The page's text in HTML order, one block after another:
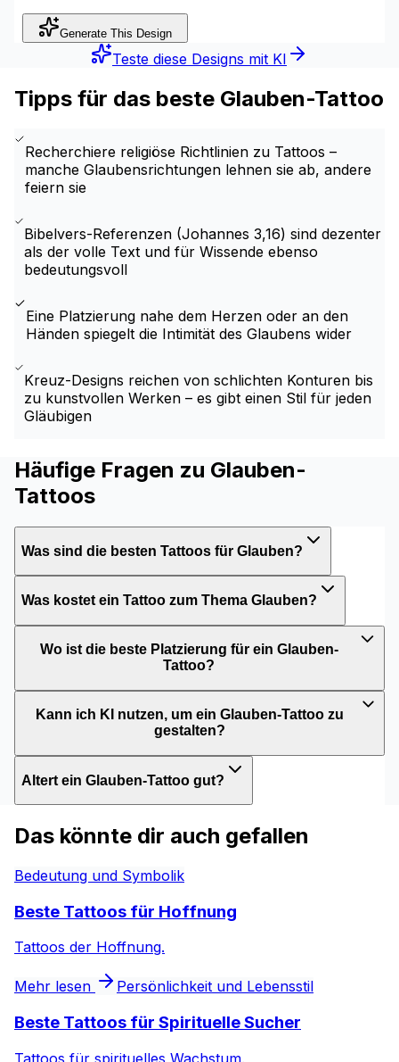
Generate This Design
Teste diese Designs mit KI
Tipps für das beste Glauben-Tattoo
Recherchiere religiöse Richtlinien zu Tattoos –
manche Glaubensrichtungen lehnen sie ab, andere
feiern sie
Bibelvers-Referenzen (Johannes 3,16) sind dezenter
als der volle Text und für Wissende ebenso
bedeutungsvoll
Eine Platzierung nahe dem Herzen oder an den
Händen spiegelt die Intimität des Glaubens wider
Kreuz-Designs reichen von schlichten Konturen bis
zu kunstvollen Werken – es gibt einen Stil für jeden
Gläubigen
Häufige Fragen zu Glauben-
Tattoos
Was sind die besten Tattoos für Glauben?
Was kostet ein Tattoo zum Thema Glauben?
Wo ist die beste Platzierung für ein Glauben-
Tattoo?
Kann ich KI nutzen, um ein Glauben-Tattoo zu
gestalten?
Altert ein Glauben-Tattoo gut?
Das könnte dir auch gefallen
Bedeutung und Symbolik
Beste Tattoos für Hoffnung
Tattoos der Hoffnung.
Mehr lesen Persönlichkeit und Lebensstil
Beste Tattoos für Spirituelle Sucher
Tattoos für spirituelles Wachstum.